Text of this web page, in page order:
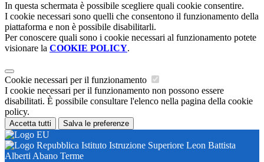
In questa schermata è possibile scegliere quali cookie consentire.
I cookie necessari sono quelli che consentono il funzionamento della
piattaforma e non è possibile disabilitarli.
Per conoscere quali sono i cookie necessari al funzionamento potete
visionare la COOKIE POLICY.
Cookie necessari per il funzionamento
I cookie necessari per il funzionamento non possono essere
disabilitati. È possibile consultare l'elenco nella pagina della cookie
policy.
Accetta tutti Salva le preferenze
Istituto Istruzione Superiore Leon Battista
Alberti Abano Terme